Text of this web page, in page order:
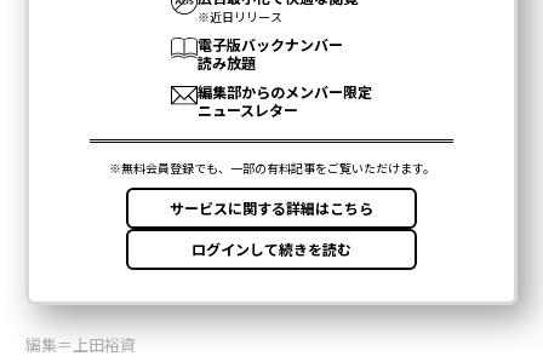
編集＝上田裕資